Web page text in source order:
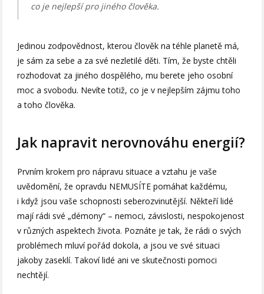
co je nejlepší pro jiného člověka.
Jedinou zodpovědnost, kterou člověk na téhle planetě má,
je sám za sebe a za své nezletilé děti. Tím, že byste chtěli
rozhodovat za jiného dospělého, mu berete jeho osobní
moc a svobodu. Nevíte totiž, co je v nejlepším zájmu toho
a toho člověka.
Jak napravit nerovnováhu energií?
Prvním krokem pro nápravu situace a vztahu je vaše
uvědomění, že opravdu NEMUSÍTE pomáhat každému,
i když jsou vaše schopnosti seberozvinutější. Někteří lidé
mají rádi své „démony“ – nemoci, závislosti, nespokojenost
v různých aspektech života. Poznáte je tak, že rádi o svých
problémech mluví pořád dokola, a jsou ve své situaci
jakoby zaseklí. Takoví lidé ani ve skutečnosti pomoci
nechtějí.